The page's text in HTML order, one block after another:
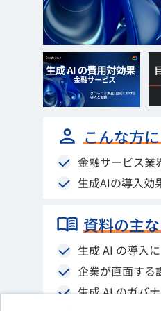
こんな方
金融サービス業
生成AIの導入効
資料の主
生成 AI の導入
企業が直面する
生成 AI のガバ